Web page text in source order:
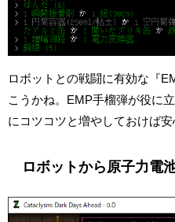
ロボットとの戦闘に有効な『
こうかね。EMP手榴弾が役に
にコツコツと増やしておけば安
ロボットから原子力電